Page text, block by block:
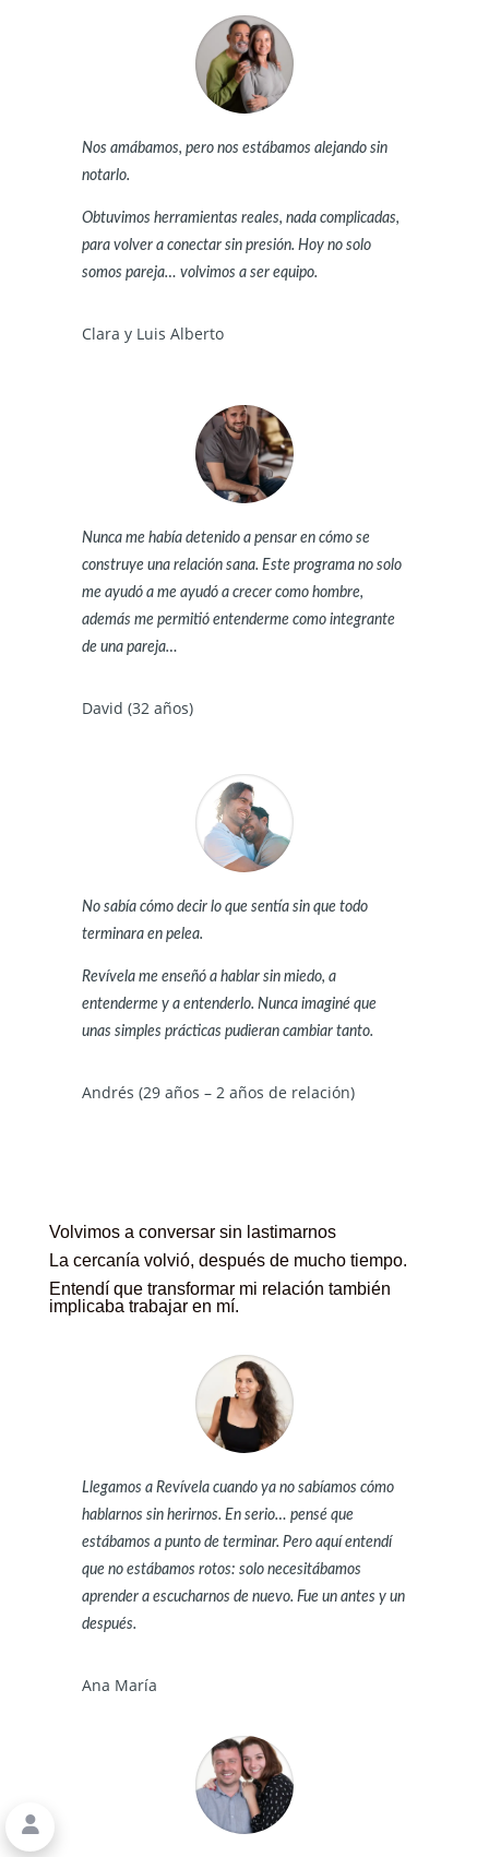
Nos amábamos, pero nos estábamos alejando sin
notarlo.
Obtuvimos herramientas reales, nada complicadas,
para volver a conectar sin presión. Hoy no solo
somos pareja… volvimos a ser equipo.
Clara y Luis Alberto
Nunca me había detenido a pensar en cómo se
construye una relación sana. Este programa no solo
me ayudó a me ayudó a crecer como hombre,
además me permitió entenderme como integrante
de una pareja…
David (32 años)
No sabía cómo decir lo que sentía sin que todo
terminara en pelea.
Revívela me enseñó a hablar sin miedo, a
entenderme y a entenderlo. Nunca imaginé que
unas simples prácticas pudieran cambiar tanto.
Andrés (29 años – 2 años de relación)
Volvimos a conversar sin lastimarnos
La cercanía volvió, después de mucho tiempo.
Entendí que transformar mi relación también
implicaba trabajar en mí.
Llegamos a Revívela cuando ya no sabíamos cómo
hablarnos sin herirnos. En serio… pensé que
estábamos a punto de terminar. Pero aquí entendí
que no estábamos rotos: solo necesitábamos
aprender a escucharnos de nuevo. Fue un antes y un
después.
Ana María